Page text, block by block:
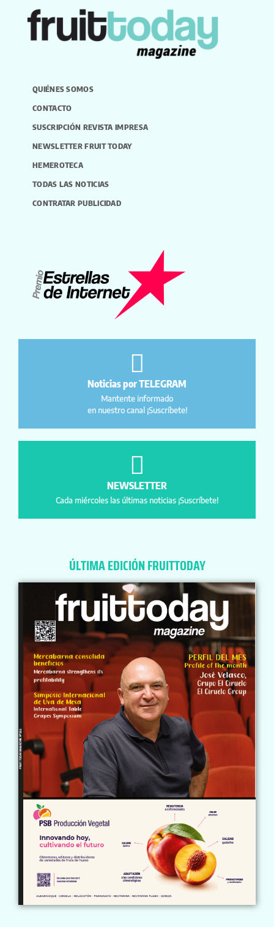
QUIÉNES SOMOS
CONTACTO
SUSCRIPCIÓN REVISTA IMPRESA
NEWSLETTER FRUIT TODAY
HEMEROTECA
TODAS LAS NOTICIAS
CONTRATAR PUBLICIDAD
Noticias por TELEGRAM
Mantente informado
en nuestro canal ¡Suscríbete!
NEWSLETTER
Cada miércoles las últimas noticias ¡Suscríbete!
ÚLTIMA EDICIÓN FRUITTODAY